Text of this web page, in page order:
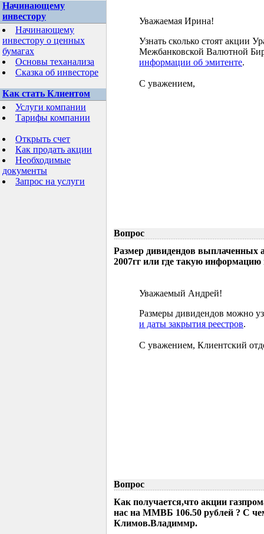
Начинающему
инвестору
Начинающему
инвестору о ценных
бумагах
Основы теханализа
Сказка об инвесторе
Как стать Клиентом
Услуги компании
Тарифы компании
Открыть счет
Как продать акции
Необходимые
документы
Запрос на услуги
Уважаемая Ирина!
Узнать сколько стоят акции
Межбанковской Валютной
информации об эмитенте.
С уважением,
Вопрос
Размер дивидендов выплаченных
2007гг или где такую информацию
Уважаемый Андрей!
Размеры дивидендов можно
и даты закрытия реестров.
С уважением, Клиентский
Вопрос
Как получается,что акции
нас на ММВБ 106.50 рублей ? С
Климов.Владиммр.